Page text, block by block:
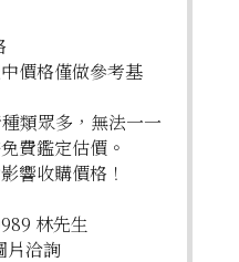
價格僅做參考基
類眾多，無法一一
費鑑定估價。
響收購價格！
林先生
片洽詢